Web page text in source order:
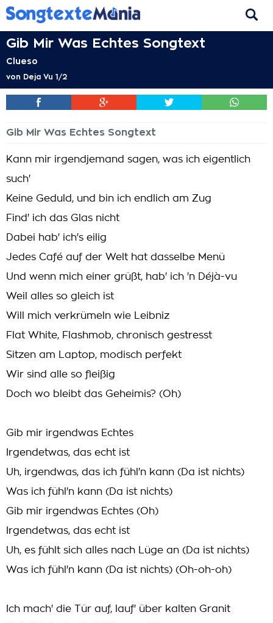
Gib Mir Was Echtes Songtext
Clueso
von Deja Vu 1/2
Gib Mir Was Echtes Songtext
Kann mir irgendjemand sagen, was ich eigentlich
such'
Keine Geduld, und bin ich endlich am Zug
Find' ich das Glas nicht
Dabei hab' ich's eilig
Jedes Café auf der Welt hat dasselbe Menü
Und wenn mich einer grüßt, hab' ich 'n Déjà-vu
Weil alles so gleich ist
Will mich verkrümeln wie Leibniz
Flat White, Flashmob, chronisch gestresst
Sitzen am Laptop, modisch perfekt
Wir sind alle so fleißig
Doch wo bleibt das Geheimis? (Oh)
Gib mir irgendwas Echtes
Irgendetwas, das echt ist
Uh, irgendwas, das ich fühl'n kann (Da ist nichts)
Was ich fühl'n kann (Da ist nichts)
Gib mir irgendwas Echtes (Oh)
Irgendetwas, das echt ist
Uh, es fühlt sich alles nach Lüge an (Da ist nichts)
Was ich fühl'n kann (Da ist nichts) (Oh-oh-oh)
Ich mach' die Tür auf, lauf' über kalten Granit